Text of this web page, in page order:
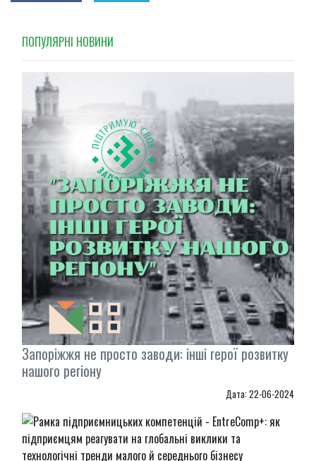
ПОПУЛЯРНI НОВИНИ
Запоріжжя не просто заводи: інші герої розвитку
нашого регіону
Дата: 22-06-2024